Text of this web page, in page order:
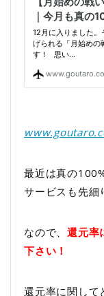
最近は真の
サービスも先細
なので、還元率
下さい！
還元率に関して